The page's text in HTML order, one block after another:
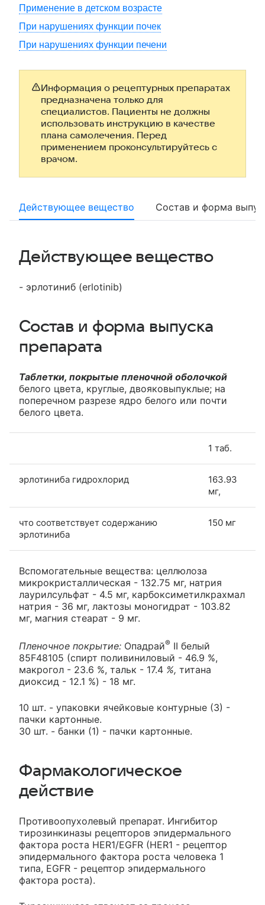
Применение в детском возрасте
При нарушениях функции почек
При нарушениях функции печени
Информация о рецептурных препаратах
предназначена только для
специалистов. Пациенты не должны
использовать инструкцию в качестве
плана самолечения. Перед
применением проконсультируйтесь с
врачом.
Действующее вещество Состав и форма
Действующее вещество
- эрлотиниб (erlotinib)
Состав и форма выпуска
препарата
Таблетки, покрытые пленочной оболочкой
белого цвета, круглые, двояковыпуклые; на
поперечном разрезе ядро белого или почти
белого цвета.
1 таб.
эрлотиниба гидрохлорид
163.93
мг,
что соответствует содержанию
эрлотиниба
150 мг
Вспомогательные вещества: целлюлоза
микрокристаллическая - 132.75 мг, натрия
лаурилсульфат - 4.5 мг, карбоксиметилкрахмал
натрия - 36 мг, лактозы моногидрат - 103.82
мг, магния стеарат - 9 мг.
Пленочное покрытие: Опадрай® II белый
85F48105 (спирт поливиниловый - 46.9 %,
макрогол - 23.6 %, тальк - 17.4 %, титана
диоксид - 12.1 %) - 18 мг.
10 шт. - упаковки ячейковые контурные (3) -
пачки картонные.
30 шт. - банки (1) - пачки картонные.
Фармакологическое
действие
Противоопухолевый препарат. Ингибитор
тирозинкиназы рецепторов эпидермального
фактора роста HER1/EGFR (HER1 - рецептор
эпидермального фактора роста человека 1
типа, EGFR - рецептор эпидермального
фактора роста).